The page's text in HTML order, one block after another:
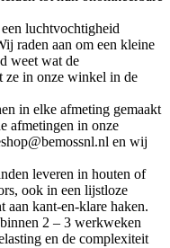
luchtvochtigheid
raden aan om een kleine
weet wat de
ze in onze winkel in de
in elke afmeting gemaakt
afmetingen in onze
en wij
leveren in houten of
ook in een lijstloze
aan kant-en-klare haken.
2 – 3 werkweken
en de complexiteit